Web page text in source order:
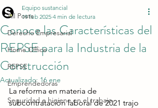
All Posts
Derecho Empresarial
Home Office
REPSE
Emprendedoras
Seguridad e higiene en el trabajo
Conoce las Características del
REPSE para la Industria de la
Construcción
Equipo sustancial
19 feb 2025 4 min de lectura
Actualizado: 16 ene
La reforma en materia de
subcontratación laboral de 2021 trajo